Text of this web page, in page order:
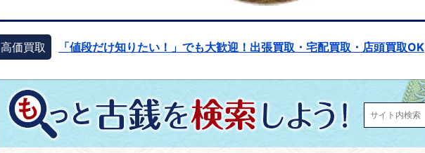
高価買取 「値段だけ知りたい！」でも大歓迎！出張買取・宅配買取・店頭買取OK